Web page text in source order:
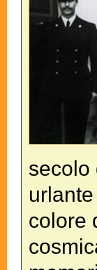
secolo
colore